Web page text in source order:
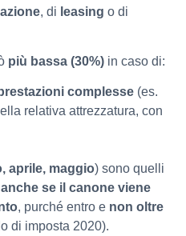
, di leasing o di
più bassa (30%) in caso di:
complesse (es.
relativa attrezzatura, con
aprile, maggio) sono quelli
anche se il canone viene
, purché entro e non oltre
di imposta 2020).